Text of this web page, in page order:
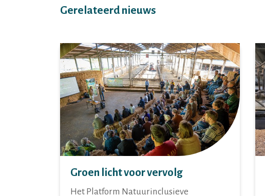
Gerelateerd nieuws
Groen licht voor vervolg
Het Platform Natuurinclusieve